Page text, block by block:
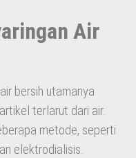
Air
bersih utamanya
terlarut dari air.
metode, seperti
elektrodialisis.